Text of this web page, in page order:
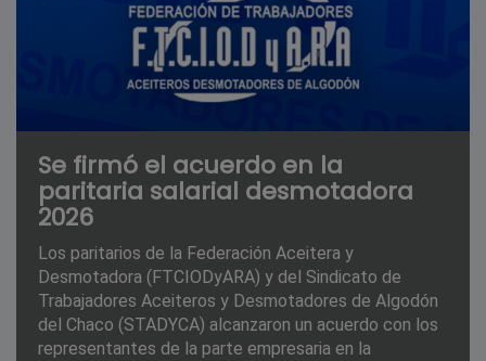
Se firmó el acuerdo en la
paritaria salarial desmotadora
2026
Los paritarios de la Federación Aceitera y
Desmotadora (FTCIODyARA) y del Sindicato de
Trabajadores Aceiteros y Desmotadores de Algodón
del Chaco (STADYCA) alcanzaron un acuerdo con los
representantes de la parte empresaria en la